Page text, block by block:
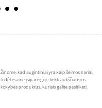
Žinome, kad augintiniai yra kaip šeimos nariai,
todėl esame įsipareigoję tiekti aukščiausios
kokybės produktus, kuriais galite pasitikėti.